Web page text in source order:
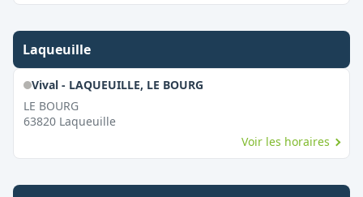
Laqueuille
Vival - LAQUEUILLE, LE BOURG
LE BOURG
63820 Laqueuille
Voir les horaires